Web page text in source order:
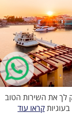
החל מ- €398
לך את השירות הטוב
קראו עוד